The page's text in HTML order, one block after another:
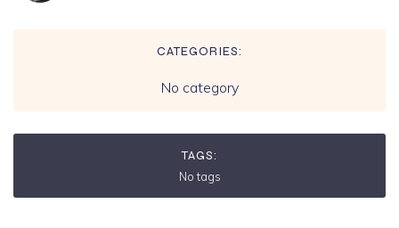
CATEGORIES:
No category
TAGS:
No tags